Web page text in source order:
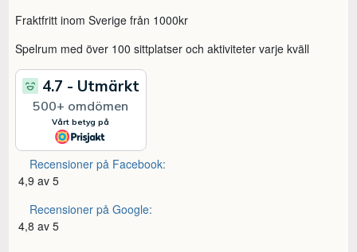
Fraktfritt inom Sverige från 1000kr
Spelrum med över 100 sittplatser och aktiviteter varje kväll
Recensioner på Facebook:
4,9 av 5
Recensioner på Google:
4,8 av 5